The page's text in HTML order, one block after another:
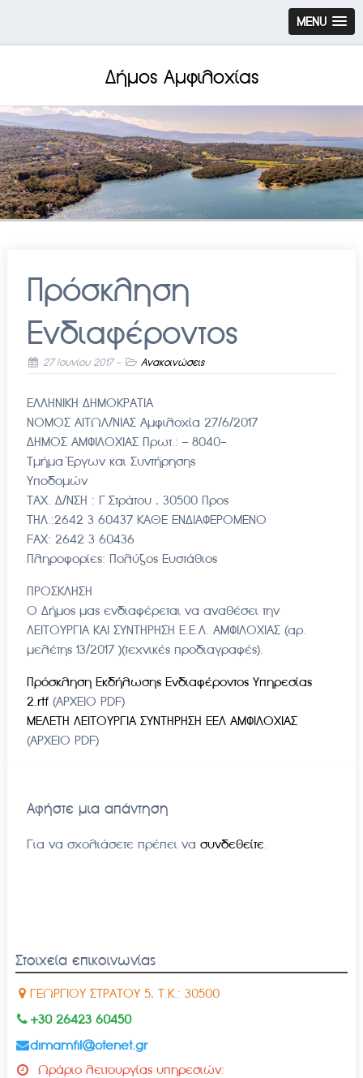
MENU
Δήμος Αμφιλοχίας
Πρόσκληση
Ενδιαφέροντος
27 Ιουνίου 2017- Ανακοινώσεις
ΕΛΛΗΝΙΚΗ ΔΗΜΟΚΡΑΤΙΑ
ΝΟΜΟΣ ΑΙΤΩΛ/ΝΙΑΣ Αμφιλοχία 27/6/2017
ΔΗΜΟΣ ΑΜΦΙΛΟΧΙΑΣ Πρωτ.: – 8040-
Τμήμα Έργων και Συντήρησης
Υποδομών
ΤΑΧ. Δ/ΝΣΗ : Γ.Στράτου , 30500 Προς
ΤΗΛ.:2642 3 60437 ΚΑΘΕ ΕΝΔΙΑΦΕΡΟΜΕΝΟ
FAX: 2642 3 60436
Πληροφορίες: Πολύζος Ευστάθιος
ΠΡΟΣΚΛΗΣΗ
Ο Δήμος μας ενδιαφέρεται να αναθέσει την
ΛΕΙΤΟΥΡΓΙΑ ΚΑΙ ΣΥΝΤΗΡΗΣΗ Ε.Ε.Λ. ΑΜΦΙΛΟΧΙΑΣ (αρ.
μελέτης 13/2017 )(τεχνικές προδιαγραφές).
Πρόσκληση Εκδήλωσης Ενδιαφέροντος Υπηρεσίας
2.rtf(ΑΡΧΕΙΟ PDF)
ΜΕΛΕΤΗ ΛΕΙΤΟΥΡΓΙΑ ΣΥΝΤΗΡΗΣΗ ΕΕΛ ΑΜΦΙΛΟΧΙΑΣ
(ΑΡΧΕΙΟ PDF)
Αφήστε μια απάντηση
Για να σχολιάσετε πρέπει να συνδεθείτε.
Στοιχεία επικοινωνίας
ΓΕΩΡΓΙΟΥ ΣΤΡΑΤΟΥ 5, Τ.Κ.: 30500
+30 26423 60450
dimamfil@otenet.gr
Ωράριο λειτουργίας υπηρεσιών: